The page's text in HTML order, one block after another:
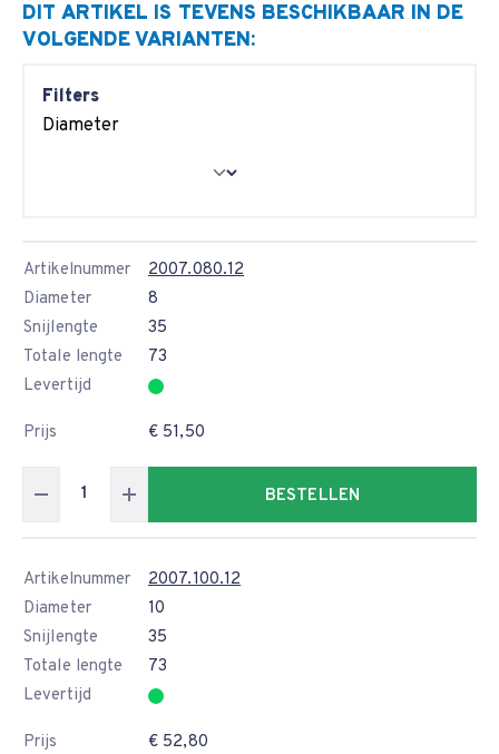
DIT ARTIKEL IS TEVENS BESCHIKBAAR IN DE
VOLGENDE VARIANTEN:
Filters
Diameter
Artikelnummer
2007.080.12
Diameter
8
Snijlengte
35
Totale lengte
73
Levertijd
Prijs € 51,50
BESTELLEN
Artikelnummer
2007.100.12
Diameter
10
Snijlengte
35
Totale lengte
73
Levertijd
Prijs € 52,80